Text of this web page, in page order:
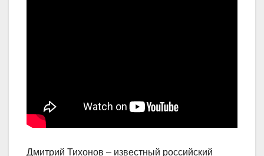
Дмитрий Тихонов – известный российский